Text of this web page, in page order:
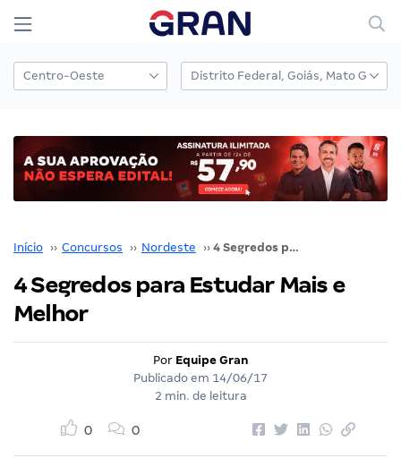
Início ›› Concursos ›› Nordeste ›› 4 Segredos para Estudar Mais e Melhor
4 Segredos para Estudar Mais e
Melhor
Por Equipe Gran
Publicado em 14/06/17
2 min. de leitura
0 0